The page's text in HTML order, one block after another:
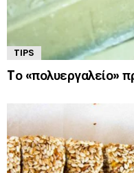
TIPS
Tο «πολυεργαλείο»